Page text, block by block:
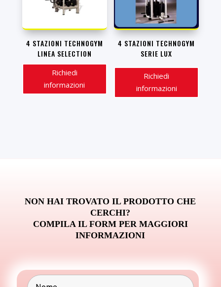
4 STAZIONI TECHNOGYM
LINEA SELECTION
Richiedi
informazioni
4 STAZIONI TECHNOGYM
SERIE LUX
Richiedi
informazioni
NON HAI TROVATO IL PRODOTTO CHE
CERCHI?
COMPILA IL FORM PER MAGGIORI
INFORMAZIONI